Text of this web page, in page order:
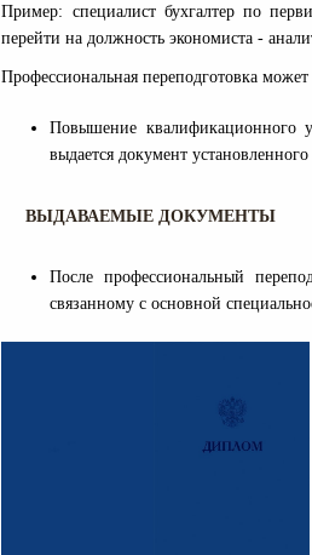
Пример: специалист бухгалтер по
перейти на должность экономиста -
Профессиональная переподготовка
Повышение квалификационного
выдается документ
ВЫДАВАЕМЫЕ ДОКУМЕНТЫ
После профессиональный
связанному с основной